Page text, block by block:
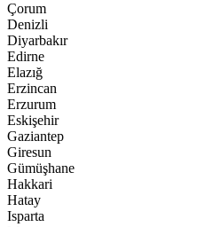
Çorum
Denizli
Diyarbakır
Edirne
Elazığ
Erzincan
Erzurum
Eskişehir
Gaziantep
Giresun
Gümüşhane
Hakkari
Hatay
Isparta